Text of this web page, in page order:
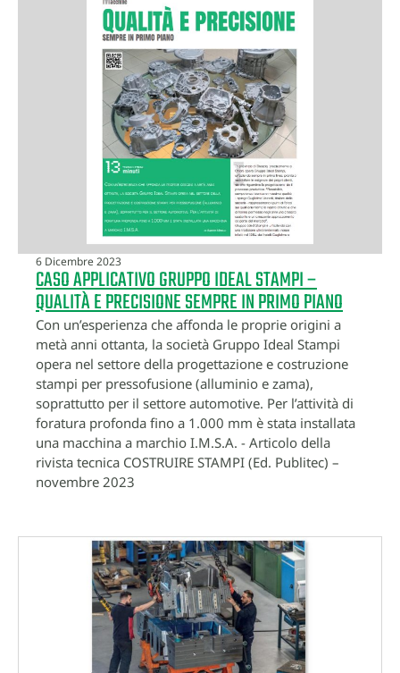
6 Dicembre 2023
CASO APPLICATIVO GRUPPO IDEAL STAMPI –
QUALITÀ E PRECISIONE SEMPRE IN PRIMO PIANO
Con un’esperienza che affonda le proprie origini a
metà anni ottanta, la società Gruppo Ideal Stampi
opera nel settore della progettazione e costruzione
stampi per pressofusione (alluminio e zama),
soprattutto per il settore automotive. Per l’attività di
foratura profonda fino a 1.000 mm è stata installata
una macchina a marchio I.M.S.A. - Articolo della
rivista tecnica COSTRUIRE STAMPI (Ed. Publitec) –
novembre 2023